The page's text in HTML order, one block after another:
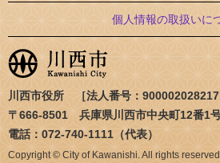
個人情報の取扱いに
川西市役所 ［法人番号：
〒666-8501 兵庫県川西市中央町12番1
電話：072-740-1111（代表）
Copyright © City of Kawanishi. All rights reserved.